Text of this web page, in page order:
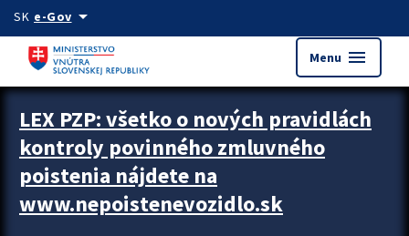
Preskocit na hlavný obsah
SK e-Govarrow_drop_down
Menu menu
Zastavit automatický posun upútavok
LEX PZP: všetko o nových pravidlách
kontroly povinného zmluvného
poistenia nájdete na
www.nepoistenevozidlo.sk